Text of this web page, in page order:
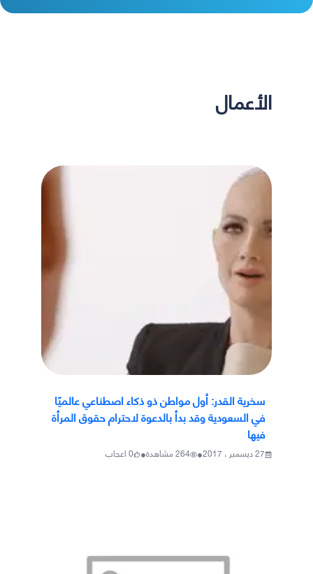
الأعمال
سخرية القدر: أول مواطن ذو ذكاء اصطناعي عالميًا
في السعودية وقد بدأ بالدعوة لاحترام حقوق المرأة
فيها
27 ديسمبر ، 2017 •
264مشاهدة•
0اعجاب